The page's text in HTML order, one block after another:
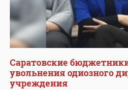
Саратовские
увольнения одиозного
учреждения